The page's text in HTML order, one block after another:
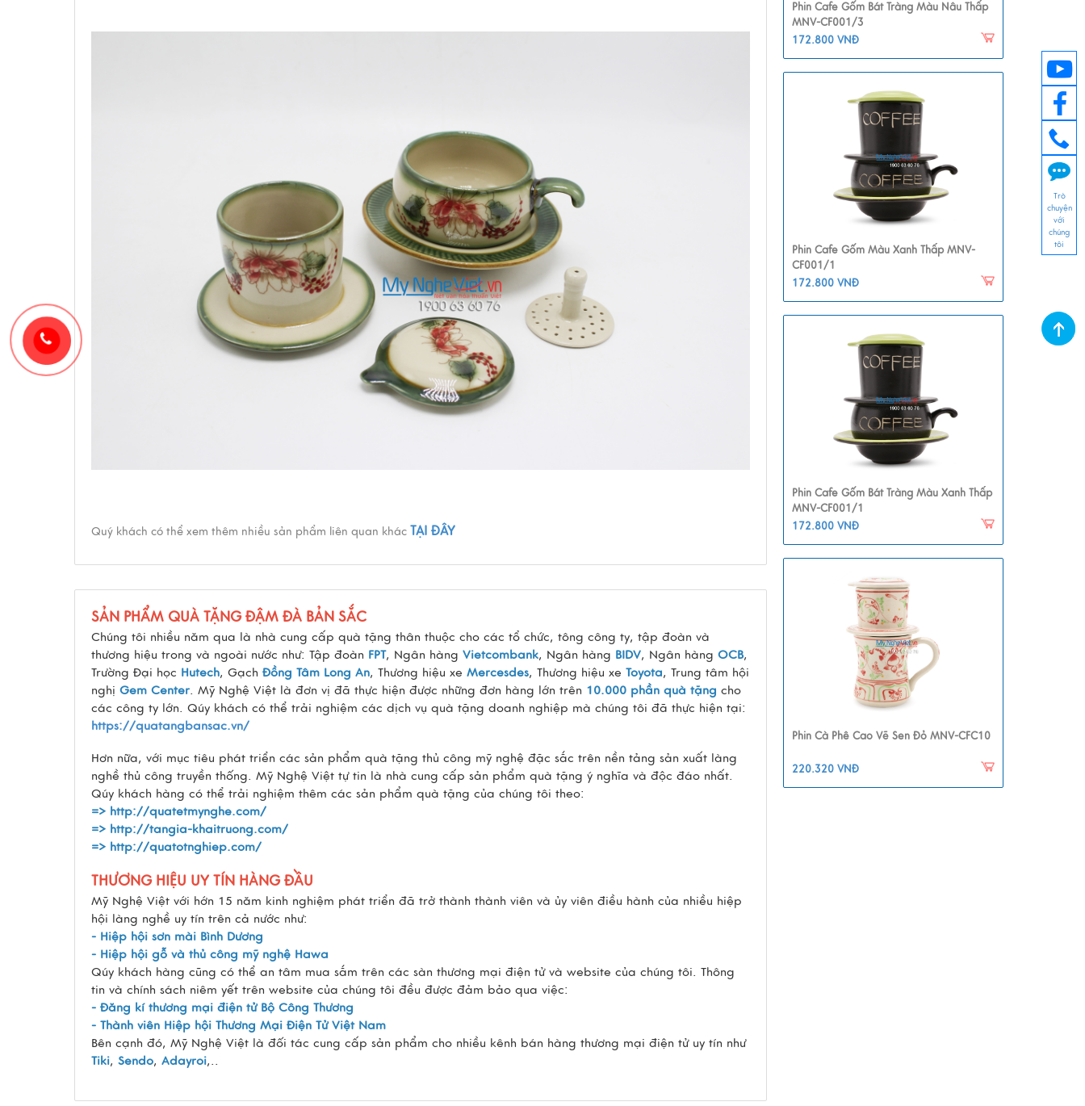
Quý khách có thể xem thêm nhiều sản phẩm liên quan khác TẠI ĐÂY
SẢN PHẨM QUÀ TẶNG ĐẬM ĐÀ BẢN SẮC
Chúng tôi nhiều năm qua là nhà cung cấp quà tặng thân thuộc cho các tổ chức, tông công ty, tập đoàn và
thương hiệu trong và ngoài nước như: Tập đoàn FPT, Ngân hàng Vietcombank, Ngân hàng BIDV, Ngân hàng OCB,
Trường Đại học Hutech, Gạch Đồng Tâm Long An, Thương hiệu xe Mercesdes, Thương hiệu xe Toyota, Trung tâm hội
nghị Gem Center. Mỹ Nghệ Việt là đơn vị đã thực hiện được những đơn hàng lớn trên 10.000 phần quà tặng cho
các công ty lớn. Qúy khách có thể trải nghiệm các dịch vụ quà tặng doanh nghiệp mà chúng tôi đã thực hiện tại:
https://quatangbansac.vn/
Hơn nữa, với mục tiêu phát triển các sản phẩm quà tặng thủ công mỹ nghệ đặc sắc trên nền tảng sản xuất làng
nghề thủ công truyền thống. Mỹ Nghệ Việt tự tin là nhà cung cấp sản phẩm quà tặng ý nghĩa và độc đáo nhất.
Qúy khách hàng có thể trải nghiệm thêm các sản phẩm quà tặng của chúng tôi theo:
=> http://quatetmynghe.com/
=> http://tangia-khaitruong.com/
=> http://quatotnghiep.com/
THƯƠNG HIỆU UY TÍN HÀNG ĐẦU
Mỹ Nghệ Việt với hớn 15 năm kinh nghiệm phát triển đã trở thành thành viên và ủy viên điều hành của nhiều hiệp
hội làng nghề uy tín trên cả nước như:
- Hiệp hội sơn mài Bình Dương
- Hiệp hội gỗ và thủ công mỹ nghệ Hawa
Qúy khách hàng cũng có thể an tâm mua sắm trên các sàn thương mại điện tử và website của chúng tôi. Thông
tin và chính sách niêm yết trên website của chúng tôi đều được đảm bảo qua việc:
- Đăng kí thương mại điện tử Bộ Công Thương
- Thành viên Hiệp hội Thương Mại Điện Tử Việt Nam
Bên cạnh đó, Mỹ Nghệ Việt là đối tác cung cấp sản phẩm cho nhiều kênh bán hàng thương mại điện tử uy tín như
Tiki, Sendo, Adayroi,..
Phin Cafe Gốm Bát Tràng Màu Nâu Thấp
MNV-CF001/3
172.800 VNĐ
Phin Cafe Gốm Màu Xanh Thấp MNV-
CF001/1
172.800 VNĐ
Phin Cafe Gốm Bát Tràng Màu Xanh Thấp
MNV-CF001/1
172.800 VNĐ
Phin Cà Phê Cao Vẽ Sen Đỏ MNV-CFC10
220.320 VNĐ
Trò
chuyện
với
chúng
tôi